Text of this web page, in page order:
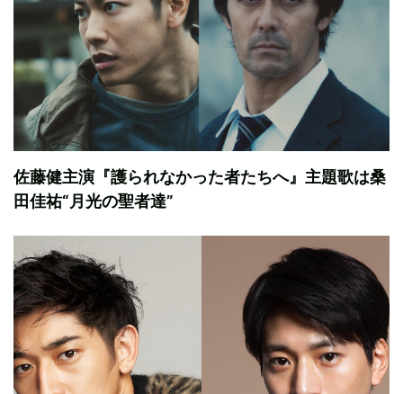
佐藤健主演『護られなかった者たちへ』主題歌は桑
田佳祐“月光の聖者達”